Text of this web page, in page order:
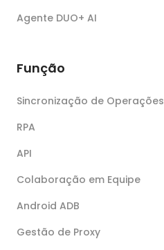
Agente DUO+ AI
Função
Sincronização de Operações
RPA
API
Colaboração em Equipe
Android ADB
Gestão de Proxy